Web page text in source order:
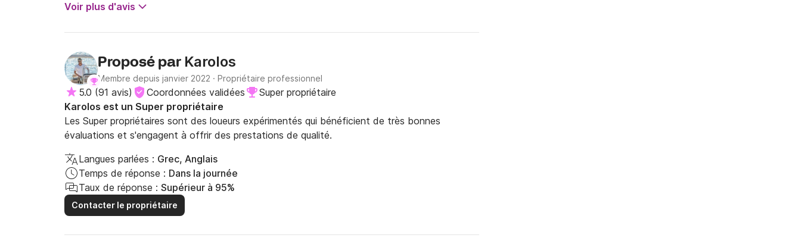
Voir plus d'avis
Proposé par Karolos
Membre depuis janvier 2022 · Propriétaire professionnel
5.0 (91 avis) Coordonnées validées
Super propriétaire
Karolos est un Super propriétaire
Les Super propriétaires sont des loueurs expérimentés qui bénéficient de très bonnes
évaluations et s'engagent à offrir des prestations de qualité.
Langues parlées : Grec, Anglais
Temps de réponse : Dans la journée
Taux de réponse : Supérieur à 95%
Contacter le propriétaire